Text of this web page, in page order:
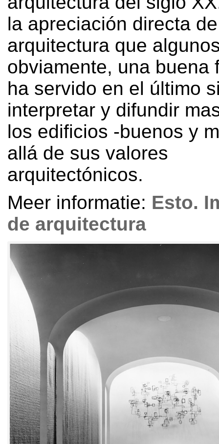
la apreciación directa
arquitectura que
obviamente, una buena
ha servido en el último
interpretar y difundir
los edificios -buenos y
allá de sus valores
arquitectónicos.
Meer informatie: Esto.
de arquitectura